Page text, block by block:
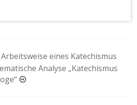
eines Katechismus
Analyse „Katechismus